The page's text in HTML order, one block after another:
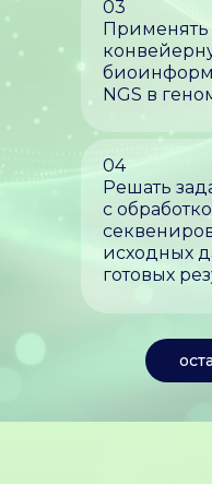
03
Применять
NGS в
04
Решать
с
исходных
готовых